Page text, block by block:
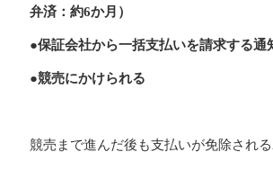
弁済：約6か月）
●保証会社から一括支払いを請求する通
●競売にかけられる
競売まで進んだ後も支払いが免除され